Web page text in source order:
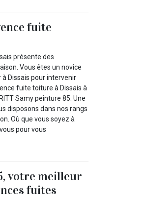
fuite
présente des
Vous êtes un novice
Dissais pour intervenir
fuite toiture à Dissais à
Samy peinture 85. Une
disposons dans nos rangs
Où que vous soyez à
pour vous
votre meilleur
fuites